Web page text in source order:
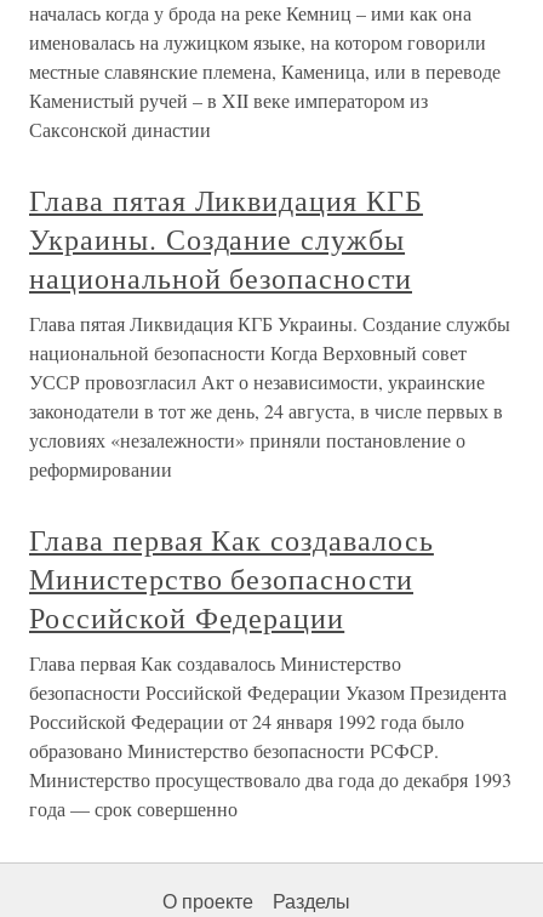
началась когда у брода на реке Кемниц – ими как она
именовалась на лужицком языке, на котором говорили
местные славянские племена, Каменица, или в переводе
Каменистый ручей – в XII веке императором из
Саксонской династии
Глава пятая Ликвидация КГБ
Украины. Создание службы
национальной безопасности
Глава пятая Ликвидация КГБ Украины. Создание службы
национальной безопасности Когда Верховный совет
УССР провозгласил Акт о независимости, украинские
законодатели в тот же день, 24 августа, в числе первых в
условиях «незалежности» приняли постановление о
реформировании
Глава первая Как создавалось
Министерство безопасности
Российской Федерации
Глава первая Как создавалось Министерство
безопасности Российской Федерации Указом Президента
Российской Федерации от 24 января 1992 года было
образовано Министерство безопасности РСФСР.
Министерство просуществовало два года до декабря 1993
года — срок совершенно
О проекте Разделы